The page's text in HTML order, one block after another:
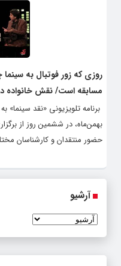
روزی که زور فوتبال به
مسابقه است/ نقش خانواده
بهمن‌ماه، در ششمین روز از
حضور منتقدان و کارشناسان
آرشیو